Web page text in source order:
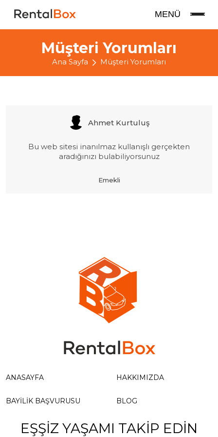
MENÜ
Müşteri Yorumları
Ana Sayfa Müşteri Yorumları
Ahmet Kurtuluş
Bu web sitesi inanılmaz kullanışlı gerçekten
aradığınızı bulabiliyorsunuz
Emekli
ANASAYFA HAKKIMIZDA
BAYILIK BAŞVURUSU BLOG
EŞŞİZ YAŞAMI TAKİP EDİN